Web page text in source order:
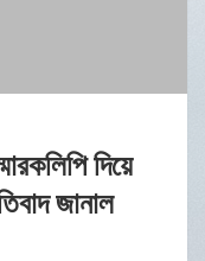
দিয়ে
জানাল